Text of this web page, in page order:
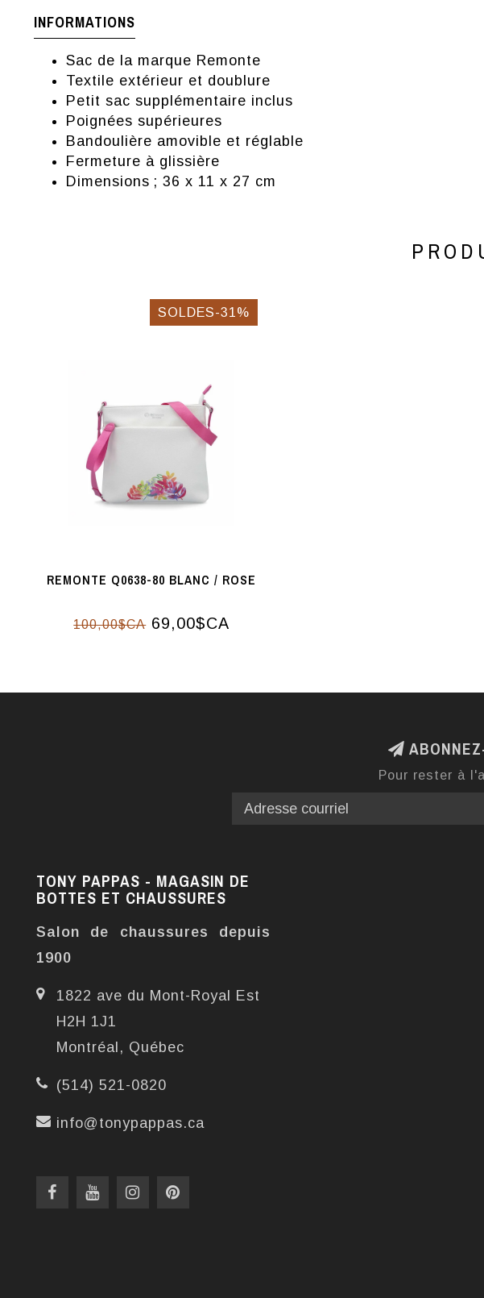
INFORMATIONS
Sac de la marque Remonte
Textile extérieur et doublure
Petit sac supplémentaire inclus
Poignées supérieures
Bandoulière amovible et réglable
Fermeture à glissière
Dimensions ; 36 x 11 x 27 cm
SOLDES-31%
REMONTE Q0638-80 BLANC / ROSE
100,00$CA69,00$CA
Pour rester à
TONY PAPPAS - MAGASIN DE
BOTTES ET CHAUSSURES
Salon de chaussures depuis
1900
1822 ave du Mont-Royal Est
H2H 1J1
Montréal, Québec
(514) 521-0820
info@tonypappas.ca